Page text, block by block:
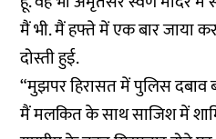
मैं भी. मैं हफ्ते में एक बार जाया
दोस्ती हुई.
“मुझपर हिरासत में पुलिस
मैं मलकित के साथ साजिश में